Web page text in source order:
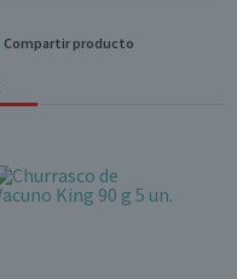
Compartir producto